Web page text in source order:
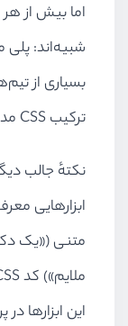
اما بیش از هر
ترکیب CSS مدرن و Tailwind هستند.
ابزارهایی
متنی («یک
این ابزارها